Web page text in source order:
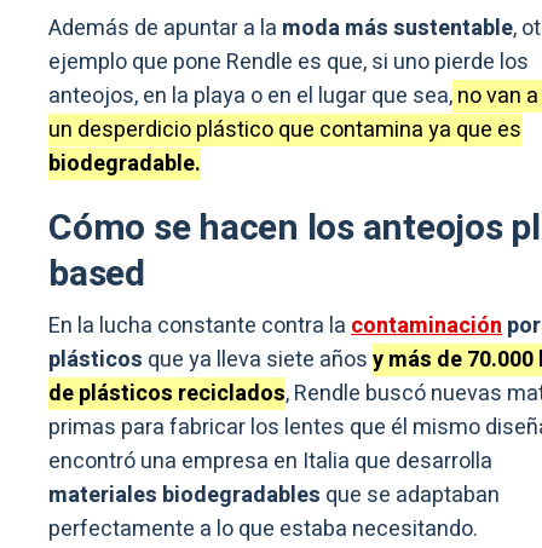
Además de apuntar a la moda más sustentable,
ejemplo que pone Rendle es que, si uno pierde los
anteojos, en la playa o en el lugar que sea,no van
un desperdicio plástico que contamina ya que es
biodegradable.
Cómo se hacen los anteojos
based
En la lucha constante contra lacontaminaciónpor
plásticos que ya lleva siete añosy más de
de plásticos reciclados, Rendle buscó nuevas
primas para fabricar los lentes que él mismo
encontró una empresa en Italia que desarrolla
materiales biodegradables que se adaptaban
perfectamente a lo que estaba necesitando.